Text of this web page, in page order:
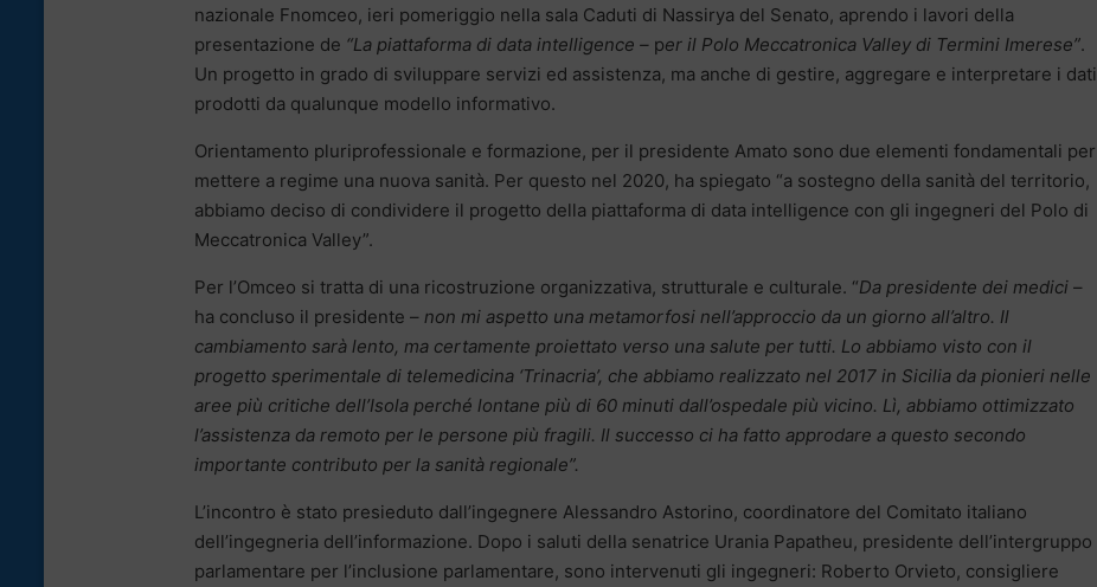
nazionale Fnomceo, ieri pomeriggio nella sala Caduti di Nassirya del Senato, aprendo i lavori della
presentazione de “La piattaforma di data intelligence – per il Polo Meccatronica Valley di Termini Imerese”.
Un progetto in grado di sviluppare servizi ed assistenza, ma anche di gestire, aggregare e interpretare i dati
prodotti da qualunque modello informativo.
Orientamento pluriprofessionale e formazione, per il presidente Amato sono due elementi fondamentali per
mettere a regime una nuova sanità. Per questo nel 2020, ha spiegato “a sostegno della sanità del territorio,
abbiamo deciso di condividere il progetto della piattaforma di data intelligence con gli ingegneri del Polo di
Meccatronica Valley”.
Per l’Omceo si tratta di una ricostruzione organizzativa, strutturale e culturale. “Da presidente dei medici –
ha concluso il presidente – non mi aspetto una metamorfosi nell’approccio da un giorno all’altro. Il
cambiamento sarà lento, ma certamente proiettato verso una salute per tutti. Lo abbiamo visto con il
progetto sperimentale di telemedicina ‘Trinacria’, che abbiamo realizzato nel 2017 in Sicilia da pionieri nelle
aree più critiche dell’Isola perché lontane più di 60 minuti dall’ospedale più vicino. Lì, abbiamo ottimizzato
l’assistenza da remoto per le persone più fragili. Il successo ci ha fatto approdare a questo secondo
importante contributo per la sanità regionale”.
L’incontro è stato presieduto dall’ingegnere Alessandro Astorino, coordinatore del Comitato italiano
dell’ingegneria dell’informazione. Dopo i saluti della senatrice Urania Papatheu, presidente dell’intergruppo
parlamentare per l’inclusione parlamentare, sono intervenuti gli ingegneri: Roberto Orvieto, consigliere